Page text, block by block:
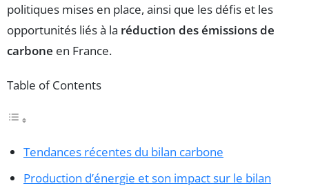
politiques mises en place, ainsi que les défis et les
opportunités liés à la réduction des émissions de
carbone en France.
Table of Contents
Tendances récentes du bilan carbone
Production d’énergie et son impact sur le bilan